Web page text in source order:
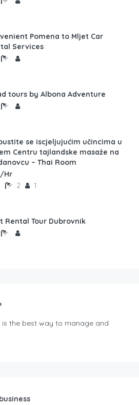
Pomena to Mljet Car
Services
tours by Albona Adventure
se iscjeljujućim učincima u
Centru tajlandske masaže na
– Thai Room
Hr
2 1
Rental Tour Dubrovnik
is the best way to manage and